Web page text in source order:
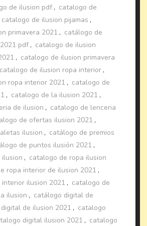
de ilusion pdf , catalogo de
catalogo de ilusion pijamas ,
primavera 2021 , catálogo de
pdf , catalogo de ilusion
, catalogo de ilusion primavera
catalogo de ilusion ropa interior ,
ropa interior 2021 , catalogo de
, catalogo de la ilusion 2021 ,
de ilusion , catalogo de lenceria
de ofertas ilusion 2021 ,
ilusion , catálogo de premios
de puntos ilusión 2021 ,
, catalogo de ropa ilusion
ropa interior de ilusion 2021 ,
ilusion 2021 , catalogo de
ilusion , catálogo digital de
de ilusion 2021 , catalogo
digital ilusion 2021 , catalogo